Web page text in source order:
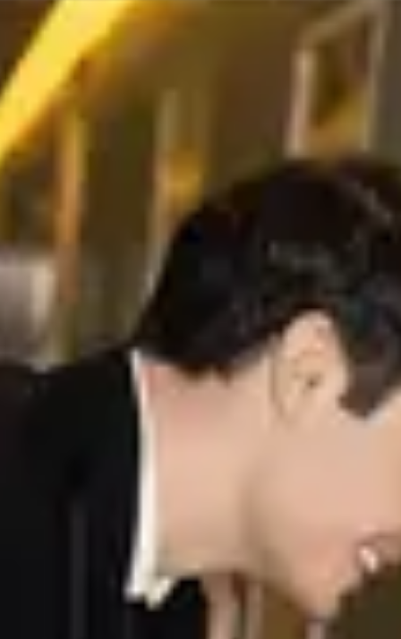
Suppression des cernes
Lissez en quelques secondes les poches sous les yeux avec notre
dark circle eye remover pour des photos naturelles et impeccables.
Une retouche sans effort qui garde votre look réel.
En savoir plus
Donnez à chaque sourire un look propre et lumineux sans sur-
édition plastique. Les outils intelligents de dents d'Aperty soulèvent
les taches, équilibrent la couleur et gardent la texture naturelle, pour
que les portraits restent frais et crédibles....
voir toutes les fonctionnalités